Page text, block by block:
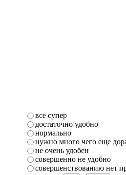
все супер
достаточно удобно
нормально
нужно много чего еще
не очень удобен
совершенно не удобно
совершенствованию нет